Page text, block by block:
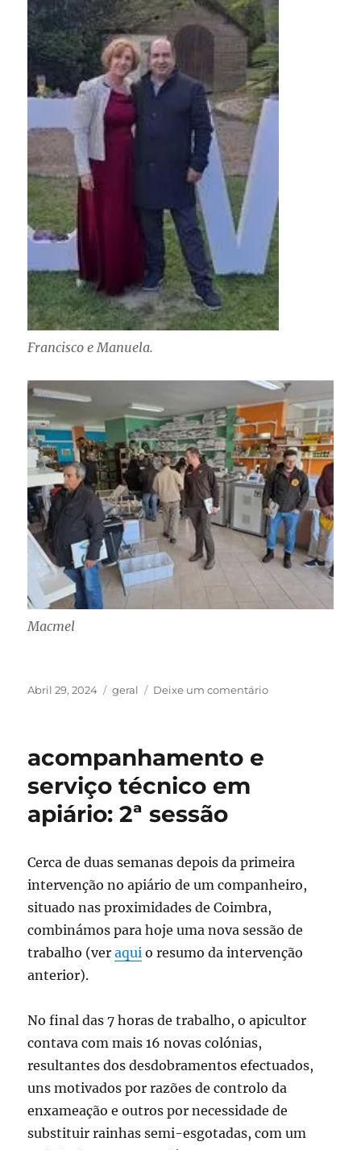
Francisco e Manuela.
Macmel
Publicado
Abril 29, 2024 Categorias
geral Deixe um comentáriosobre
acompanhamento e
serviço técnico em
apiário: 2ª sessão
Cerca de duas semanas depois da primeira
intervenção no apiário de um companheiro,
situado nas proximidades de Coimbra,
combinámos para hoje uma nova sessão de
trabalho (veraqui o resumo da intervenção
anterior).
No final das 7 horas de trabalho, o apicultor
contava com mais 16 novas colónias,
resultantes dos desdobramentos efectuados,
uns motivados por razões de controlo da
enxameação e outros por necessidade de
substituir rainhas semi-esgotadas, com um